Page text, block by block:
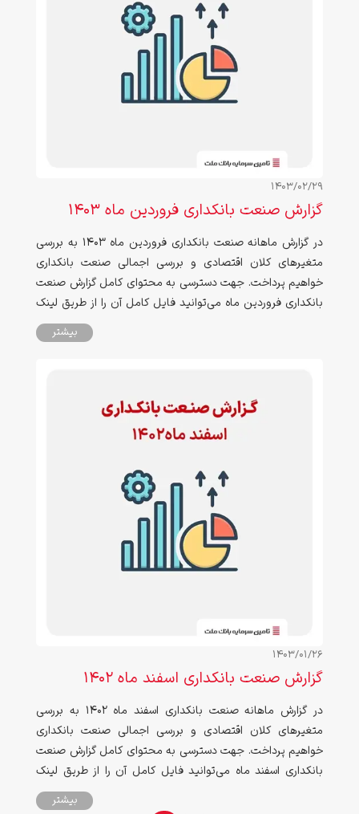
1403/02/29
گزارش صنعت بانکداری فروردین ماه ۱۴۰۳
در گزارش ماهانه صنعت بانکداری فروردین ماه ۱۴۰۳ به بررسی
متغیرهای کلان اقتصادی و بررسی اجمالی صنعت بانکداری
خواهیم پرداخت. جهت دسترسی به محتوای کامل گزارش صنعت
بانکداری فروردین ماه می‌توانید فایل کامل آن را از طریق لینک
بیشتر
1403/01/26
گزارش صنعت بانکداری اسفند ماه ۱۴۰۲
در گزارش ماهانه صنعت بانکداری اسفند ماه ۱۴۰۲ به بررسی
متغیرهای کلان اقتصادی و بررسی اجمالی صنعت بانکداری
خواهیم پرداخت. جهت دسترسی به محتوای کامل گزارش صنعت
بانکداری اسفند ماه می‌توانید فایل کامل آن را از طریق لینک
بیشتر